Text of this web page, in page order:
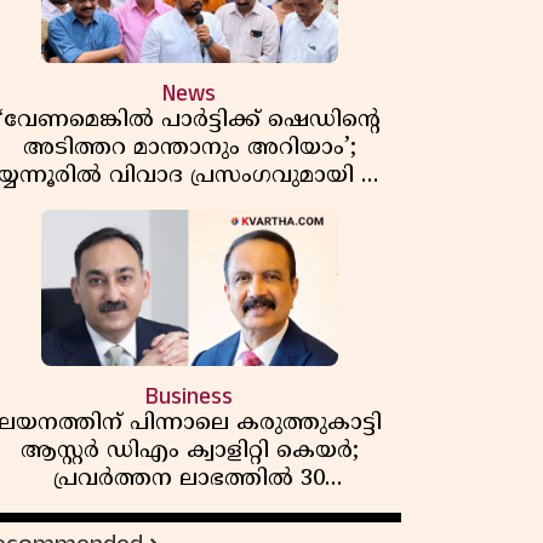
News
പാർട്ടിക്ക് ഷെഡിൻ്റെ
അടിത്തറ മാന്താനും അറിയാം’;
വിവാദ പ്രസംഗവുമായി കെ
കെ രാഗേഷ്
Business
പിന്നാലെ കരുത്തുകാട്ടി
ആസ്റ്റർ ഡിഎം ക്വാളിറ്റി കെയർ;
പ്രവർത്തന ലാഭത്തിൽ 30
ശതമാനത്തിൻ്റെ വളർച്ച,
വരുമാനത്തിലും ലാഭത്തിലും വൻ